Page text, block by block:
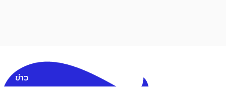
ข่าว